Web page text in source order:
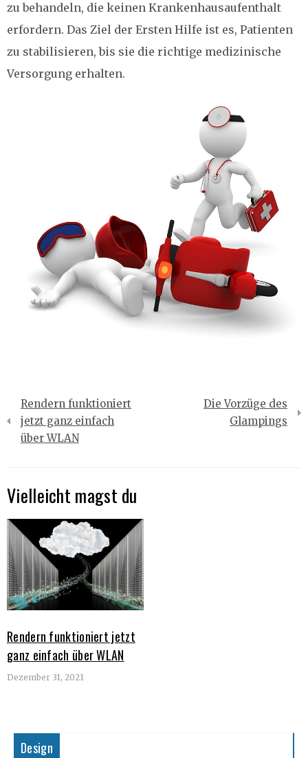
zu behandeln, die keinen Krankenhausaufenthalt
erfordern. Das Ziel der Ersten Hilfe ist es, Patienten
zu stabilisieren, bis sie die richtige medizinische
Versorgung erhalten.
Beitragsnavigation
Rendern funktioniert
jetzt ganz einfach
über WLAN
Die Vorzüge des
Glampings
Vielleicht magst du
Rendern funktioniert jetzt
ganz einfach über WLAN
Dezember 31, 2021
Design